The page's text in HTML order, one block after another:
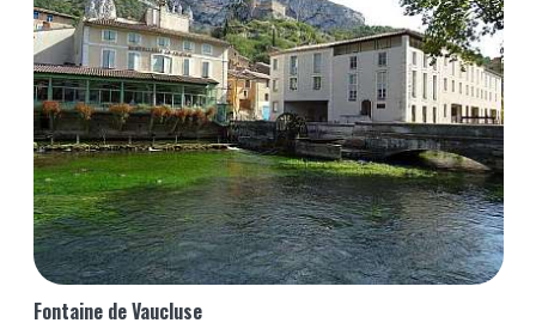
Fontaine de Vaucluse